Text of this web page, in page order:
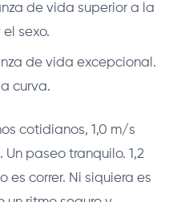
de vida superior a la
sexo.
de vida excepcional.
curva.
cotidianos, 1,0 m/s
paseo tranquilo. 1,2
es correr. Ni siquiera es